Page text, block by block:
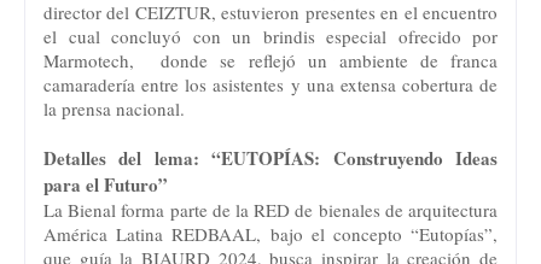
director del CEIZTUR, estuvieron presentes en el encuentro
el cual concluyó con un brindis especial ofrecido por
Marmotech, donde se reflejó un ambiente de franca
camaradería entre los asistentes y una extensa cobertura de
la prensa nacional.
Detalles del lema: “EUTOPÍAS: Construyendo Ideas
para el Futuro”
La Bienal forma parte de la RED de bienales de arquitectura
América Latina REDBAAL, bajo el concepto “Eutopías”,
que guía la BIAURD 2024, busca inspirar la creación de